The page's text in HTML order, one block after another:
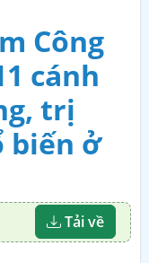
Công
cánh
trị
biến ở
Tải về